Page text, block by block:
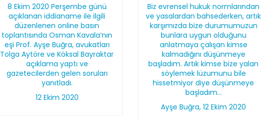
8 Ekim 2020 Perşembe günü
açıklanan iddianame ile ilgili
düzenlenen online basın
toplantısında Osman Kavala’nın
eşi Prof. Ayşe Buğra, avukatları
Tolga Aytöre ve Köksal Bayraktar
açıklama yaptı ve
gazetecilerden gelen soruları
yanıtladı.
12 Ekim 2020
Biz evrensel hukuk normlarından
ve yasalardan bahsederken, artık
karşımızda bize durumumuzun
bunlara uygun olduğunu
anlatmaya çalışan kimse
kalmadığını düşünmeye
başladım. Artık kimse bize yalan
söylemek lüzumunu bile
hissetmiyor diye düşünmeye
başladım...
Ayşe Buğra, 12 Ekim 2020